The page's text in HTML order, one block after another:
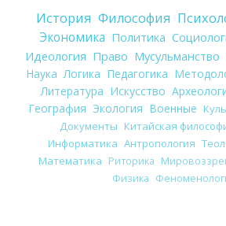
История Философия
Экономика Политика
Идеология Право Мусульманство
Наука Логика Педагогика
Литература Искусство
География Экология Военные
Документы Китайская
Информатика Антропология
Математика Риторика
Физика